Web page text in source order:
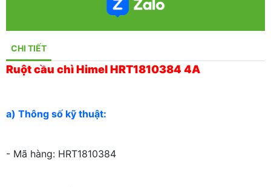
CHI TIẾT
Ruột cầu chì Himel HRT1810384 4A
a) Thông số kỹ thuật:
- Mã hàng: HRT1810384